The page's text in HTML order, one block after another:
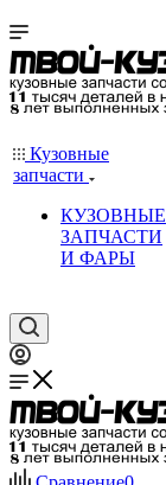
Кузовные
запчасти
КУЗОВНЫЕ
ЗАПЧАСТИ
И ФАРЫ